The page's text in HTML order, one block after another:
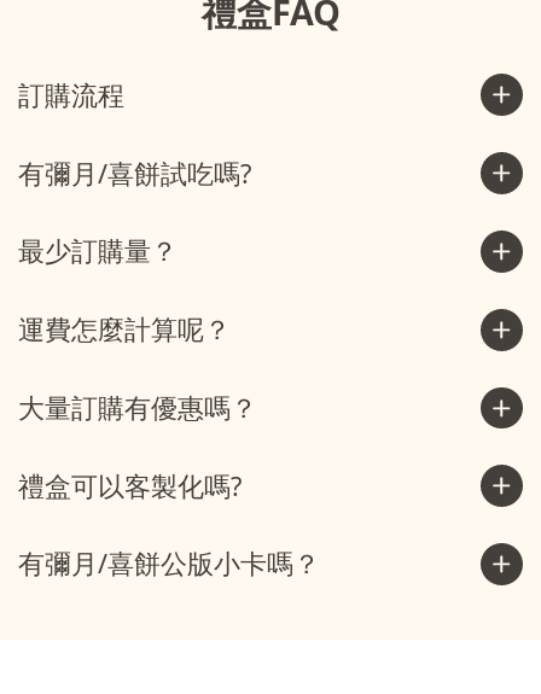
禮盒FAQ
訂購流程
有彌月/喜餅試吃嗎?
最少訂購量？
運費怎麼計算呢？
大量訂購有優惠嗎？
禮盒可以客製化嗎?
有彌月/喜餅公版小卡嗎？